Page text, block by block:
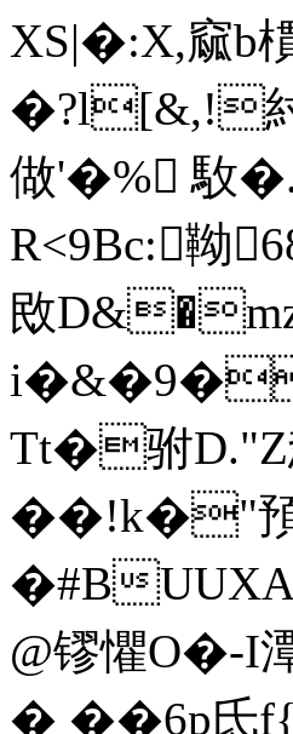
XS|�:X,窳b
�?l[&,!紂
做'�% 駇
R<9Bc:靿
敃
i�&�9�g
Tt�驸D."Z
��!k�"預
� #B
@镠懼O�-I
� ��6p氐